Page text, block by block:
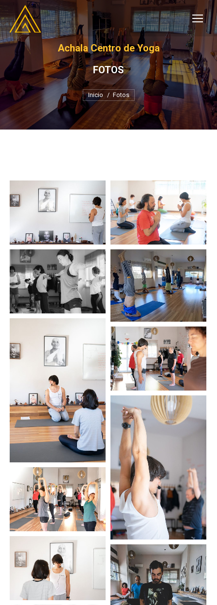
Achala Centro de Yoga
FOTOS
Estás aquí:
Inicio Fotos